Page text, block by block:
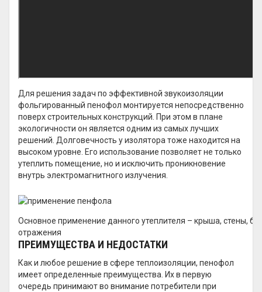
Для решения задач по эффективной звукоизоляции
фольгированный пенофол монтируется непосредственно
поверх строительных конструкций. При этом в плане
экологичности он является одним из самых лучших
решений. Долговечность у изолятора тоже находится на
высоком уровне. Его использование позволяет не только
утеплить помещение, но и исключить проникновение
внутрь электромагнитного излучения.
Основное применение данного утеплителя – крыша, стены,
отражения
ПРЕИМУЩЕСТВА И НЕДОСТАТКИ
Как и любое решение в сфере теплоизоляции, пенофол
имеет определенные преимущества. Их в первую
очередь принимают во внимание потребители при